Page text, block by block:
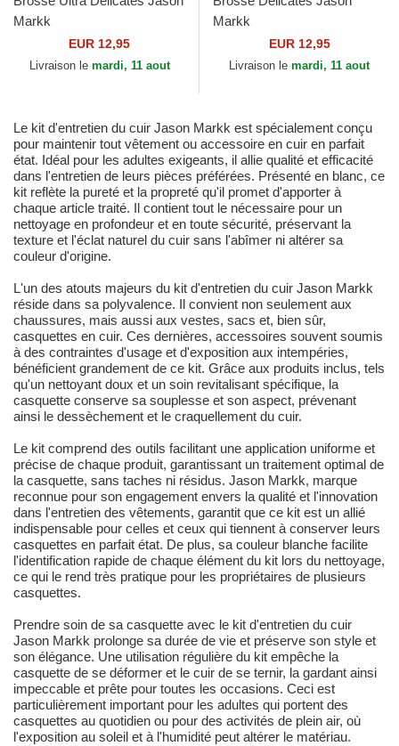
Markk
EUR 12,95
Livraison le mardi, 11 aout
Markk
EUR 12,95
Livraison le mardi, 11 aout
Le kit d'entretien du cuir Jason Markk est spécialement conçu
pour maintenir tout vêtement ou accessoire en cuir en parfait
état. Idéal pour les adultes exigeants, il allie qualité et efficacité
dans l'entretien de leurs pièces préférées. Présenté en blanc, ce
kit reflète la pureté et la propreté qu'il promet d'apporter à
chaque article traité. Il contient tout le nécessaire pour un
nettoyage en profondeur et en toute sécurité, préservant la
texture et l'éclat naturel du cuir sans l'abîmer ni altérer sa
couleur d'origine.
L'un des atouts majeurs du kit d'entretien du cuir Jason Markk
réside dans sa polyvalence. Il convient non seulement aux
chaussures, mais aussi aux vestes, sacs et, bien sûr,
casquettes en cuir. Ces dernières, accessoires souvent soumis
à des contraintes d'usage et d'exposition aux intempéries,
bénéficient grandement de ce kit. Grâce aux produits inclus, tels
qu'un nettoyant doux et un soin revitalisant spécifique, la
casquette conserve sa souplesse et son aspect, prévenant
ainsi le dessèchement et le craquellement du cuir.
Le kit comprend des outils facilitant une application uniforme et
précise de chaque produit, garantissant un traitement optimal de
la casquette, sans taches ni résidus. Jason Markk, marque
reconnue pour son engagement envers la qualité et l'innovation
dans l'entretien des vêtements, garantit que ce kit est un allié
indispensable pour celles et ceux qui tiennent à conserver leurs
casquettes en parfait état. De plus, sa couleur blanche facilite
l'identification rapide de chaque élément du kit lors du nettoyage,
ce qui le rend très pratique pour les propriétaires de plusieurs
casquettes.
Prendre soin de sa casquette avec le kit d'entretien du cuir
Jason Markk prolonge sa durée de vie et préserve son style et
son élégance. Une utilisation régulière du kit empêche la
casquette de se déformer et le cuir de se ternir, la gardant ainsi
impeccable et prête pour toutes les occasions. Ceci est
particulièrement important pour les adultes qui portent des
casquettes au quotidien ou pour des activités de plein air, où
l'exposition au soleil et à l'humidité peut altérer le matériau.